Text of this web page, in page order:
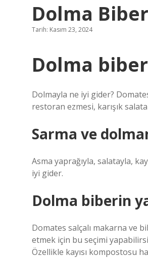
Dolma
Tarih: Kasım 23, 2024
Dolma
Dolmayla ne iyi gider?
restoran ezmesi, karışık
Sarma ve
Asma yaprağıyla, salatayla,
iyi gider.
Dolma biberin
Domates salçalı makarna ve
etmek için bu seçimi
Özellikle kayısı kompostosu